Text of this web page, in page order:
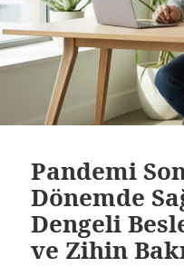
Pandemi
Dönemde
Dengeli
ve Zihin